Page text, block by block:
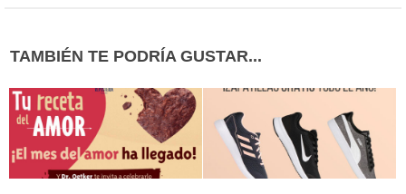
TAMBIÉN TE PODRÍA GUSTAR...